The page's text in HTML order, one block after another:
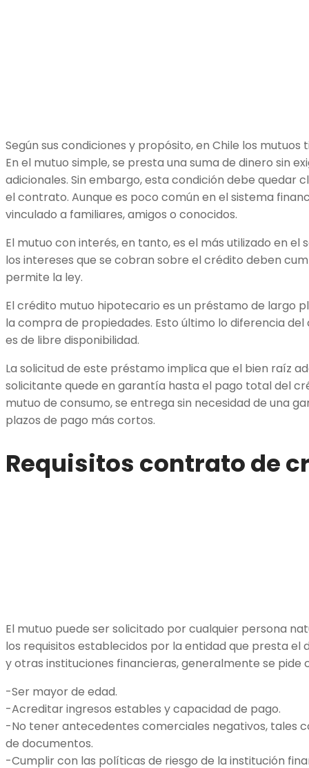
Según sus condiciones y propósito, en Chile los
En el mutuo simple, se presta una suma de dinero sin
adicionales. Sin embargo, esta condición debe quedar
el contrato. Aunque es poco común en el sistema
vinculado a familiares, amigos o conocidos.
El mutuo con interés, en tanto, es el más utilizado en el
los intereses que se cobran sobre el crédito deben
permite la ley.
El crédito mutuo hipotecario es un préstamo de largo
la compra de propiedades. Esto último lo diferencia
es de libre disponibilidad.
La solicitud de este préstamo implica que el bien raíz
solicitante quede en garantía hasta el pago total del
mutuo de consumo, se entrega sin necesidad de una
plazos de pago más cortos.
Requisitos contrato de
El mutuo puede ser solicitado por cualquier persona
los requisitos establecidos por la entidad que presta el
y otras instituciones financieras, generalmente se pide
-Ser mayor de edad.
-Acreditar ingresos estables y capacidad de pago.
-No tener antecedentes comerciales negativos, tales
de documentos.
-Cumplir con las políticas de riesgo de la institución